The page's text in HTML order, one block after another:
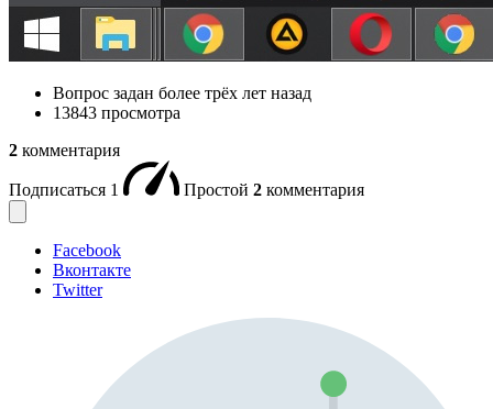
Вопрос задан более трёх лет назад
13843 просмотра
2 комментария
Подписаться 1 Простой 2 комментария
Facebook
Вконтакте
Twitter